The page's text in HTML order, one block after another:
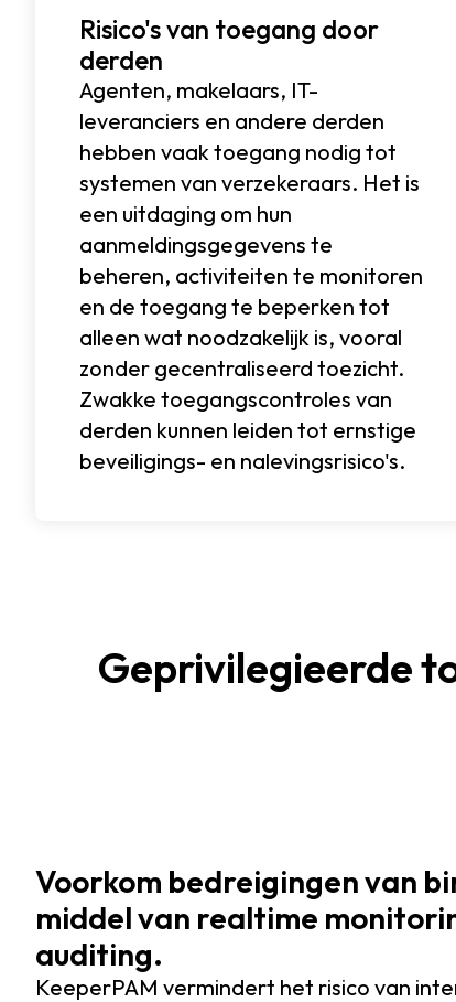
Risico's van toegang door
derden
Agenten, makelaars, IT-
leveranciers en andere derden
hebben vaak toegang nodig tot
systemen van verzekeraars. Het is
een uitdaging om hun
aanmeldingsgegevens te
beheren, activiteiten te monitoren
en de toegang te beperken tot
alleen wat noodzakelijk is, vooral
zonder gecentraliseerd toezicht.
Zwakke toegangscontroles van
derden kunnen leiden tot ernstige
beveiligings- en nalevingsrisico's.
Geprivilegieerde
Voorkom bedreigingen van
middel van realtime
auditing.
KeeperPAM vermindert het risico van